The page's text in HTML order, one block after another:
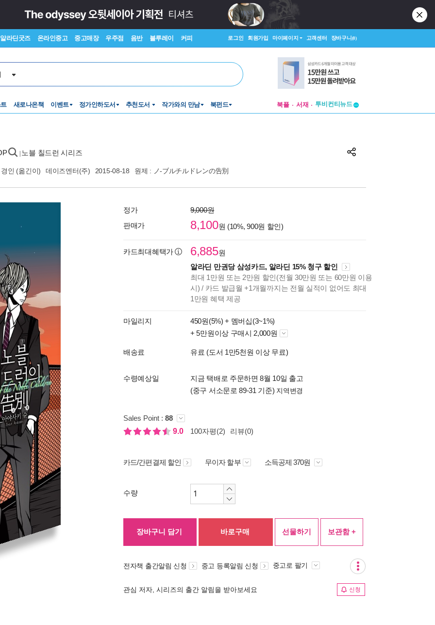
알라딘굿즈 온라인중고 중고매장 우주점 음반 블루레이 커피 로그인 회원가입 마이페이지 고객센터 장바구니(0)
새로나온책 이벤트 정가인하도서 추천도서 작가와의 만남 북펀드 북플 서재
창작플랫폼
노블 칠드런 시리즈
인 (옮긴이) 데이즈엔터(주) 2015-08-18 원제 : ノ-ブルチルドレンの告別
정가
9,000원
판매가
8,100원 (10%, 900원 할인)
카드최대혜택가 6,885원
알라딘 만권당 삼성카드, 알라딘 15% 청구 할인
최대 1만원 또는 2만원 할인(전월 30만원 또는 60만원 이용
시) / 카드 발급월 +1개월까지는 전월 실적이 없어도 최대
1만원 혜택 제공
마일리지 450원(5%) + 멤버십(3~1%)
+ 5만원이상 구매시 2,000원
배송료 유료 (도서 1만5천원 이상 무료)
수령예상일
지금 택배로 주문하면 8월 10일 출고
(중구 서소문로 89-31 기준) 지역변경
Sales Point : 88
9.0
100자평(2) 리뷰(0)
카드/간편결제 할인 무이자 할부 소득공제 370원
수량
장바구니 담기 바로구매 선물하기 보관함 +
전자책 출간알림 신청 중고 등록알림 신청 중고로 팔기
관심 저자, 시리즈의 출간 알림을 받아보세요 신청